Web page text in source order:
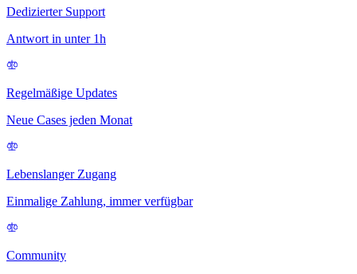
Dedizierter Support
Antwort in unter 1h
Regelmäßige Updates
Neue Cases jeden Monat
Lebenslanger Zugang
Einmalige Zahlung, immer verfügbar
Community